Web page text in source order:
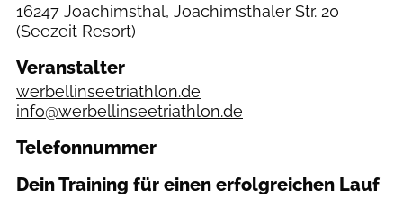
16247 Joachimsthal, Joachimsthaler Str. 20
(Seezeit Resort)
Veranstalter
werbellinseetriathlon.de
info@werbellinseetriathlon.de
Telefonnummer
Dein Training für einen erfolgreichen Lauf